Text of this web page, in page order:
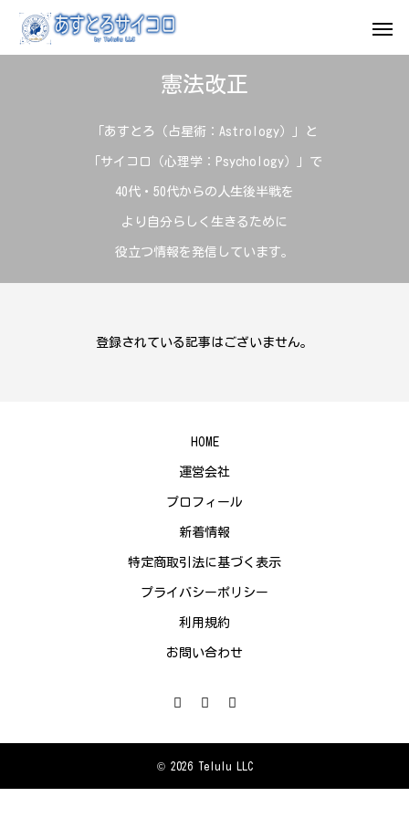
憲法改正
「あすとろ（占星術：Astrology）」と
「サイコロ（心理学：Psychology）」で
40代・50代からの人生後半戦を
より自分らしく生きるために
役立つ情報を発信しています。
登録されている記事はございません。
HOME
運営会社
プロフィール
新着情報
特定商取引法に基づく表示
プライバシーポリシー
利用規約
お問い合わせ
© 2026 Telulu LLC